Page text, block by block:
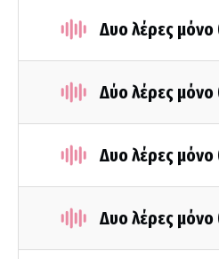
Δυο λέρες
Δύο λέρες
Δυο λέρες
Δυο λέρες